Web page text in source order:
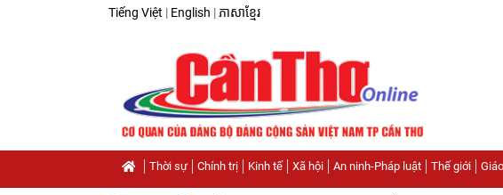
Tiếng Việt | English | ភាសាខ្មែរ
Thời sự Chính trị Kinh tế Xã hội An ninh-Pháp luật Thế giới